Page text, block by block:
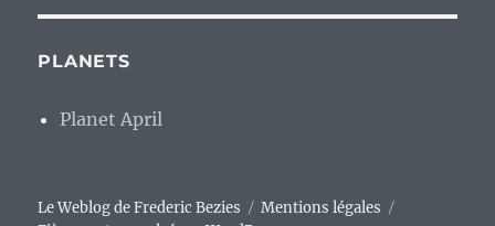
PLANETS
Planet April
Le Weblog de Frederic Bezies
Mentions légales